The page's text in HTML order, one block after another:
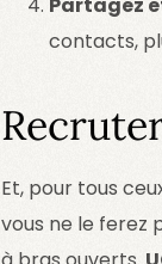
contacts,
Et, pour tous
vous ne le ferez